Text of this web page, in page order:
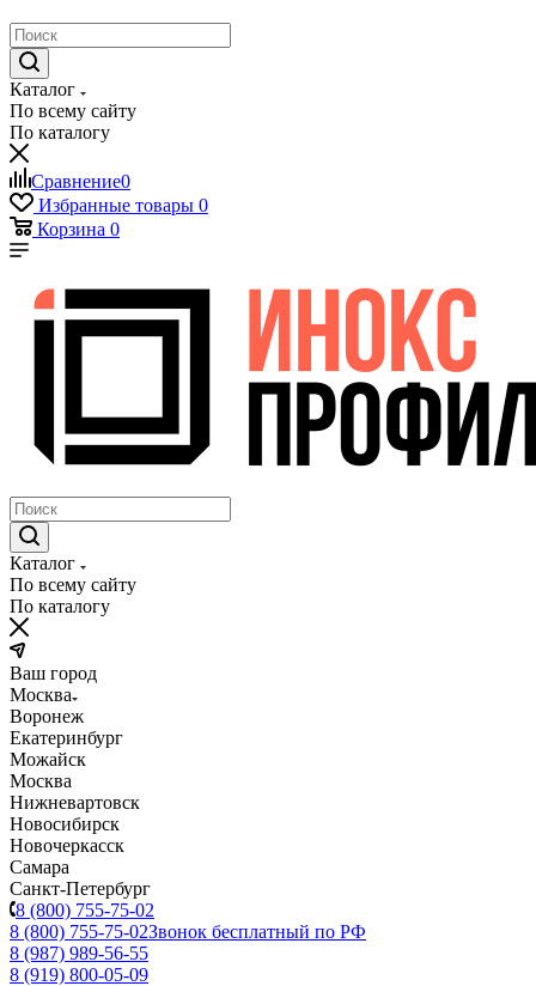
Каталог
По всему сайту
По каталогу
Сравнение0
Избранные товары 0
Корзина 0
Каталог
По всему сайту
По каталогу
Ваш город
Москва
Воронеж
Екатеринбург
Можайск
Москва
Нижневартовск
Новосибирск
Новочеркасск
Самара
Санкт-Петербург
8 (800) 755-75-02
8 (800) 755-75-02Звонок бесплатный по РФ
8 (987) 989-56-55
8 (919) 800-05-09